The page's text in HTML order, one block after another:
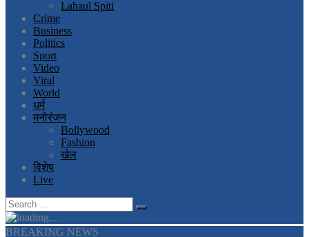
Lahaul Spiti
Crime
Business
Politics
Sport
Video
Viral
World
धर्म
मनोरंजन
Bollywood
Fashion
खेल
विशेष
Live
BREAKING NEWS